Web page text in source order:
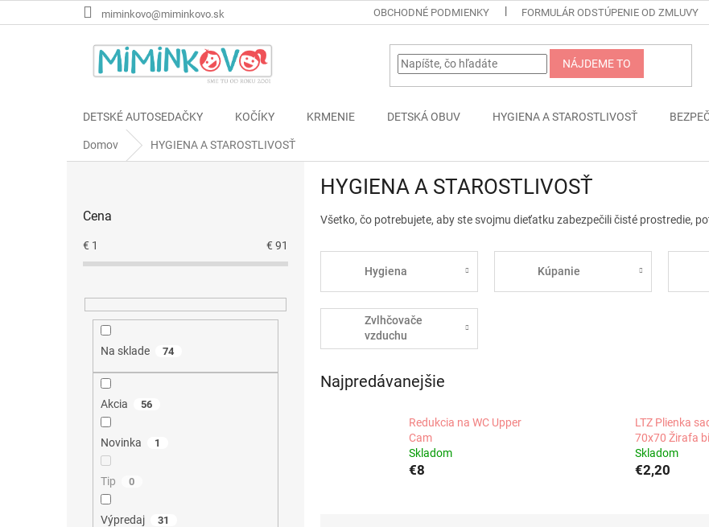
na
miminkovo@miminkovo.sk OBCHODNÉ PODMIENKY FORMULÁR ODSTÚPENIE OD ZMLUVY
NÁJDEME TO
DETSKÉ AUTOSEDAČKY KOČÍKY KRMENIE DETSKÁ OBUV HYGIENA A STAROSTLIVOSŤ
Domov HYGIENA A STAROSTLIVOSŤ
Cena
€ 1 € 91
Na sklade 74
Akcia 56
Novinka 1
Tip 0
Výpredaj 31
HYGIENA A STAROSTLIVOSŤ
Všetko, čo potrebujete, aby ste svojmu dieťatku zabezpečili čisté prostredie,
Hygiena Kúpanie
Zvlhčovače
vzduchu
Najpredávanejšie
Redukcia na WC Upper
Cam
Skladom
€8
LTZ Plienka
70x70 Žirafa
Skladom
€2,20